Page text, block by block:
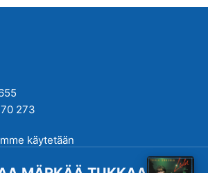
273
käytetään